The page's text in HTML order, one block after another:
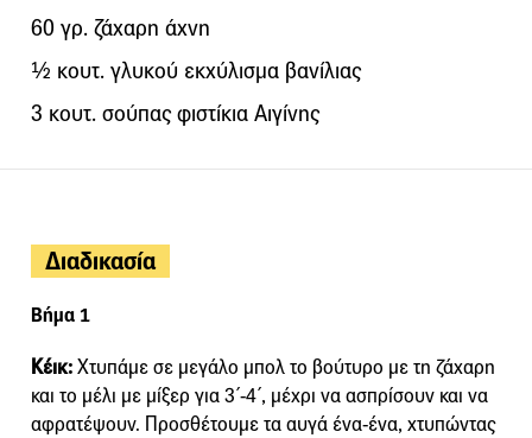
60 γρ. ζάχαρη άχνη
½ κουτ. γλυκού εκχύλισμα βανίλιας
3 κουτ. σούπας φιστίκια Αιγίνης
Διαδικασία
Βήμα 1
Κέικ:Χτυπάμε σε μεγάλο μπολ το βούτυρο με τη ζάχαρη
και το μέλι με μίξερ για 3΄-4΄, μέχρι να ασπρίσουν και να
αφρατέψουν. Προσθέτουμε τα αυγά ένα-ένα, χτυπώντας